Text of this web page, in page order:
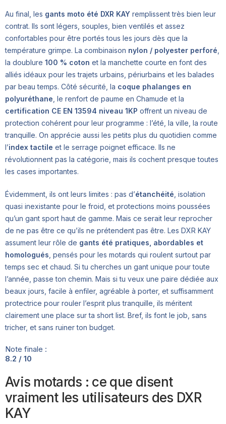
Au final, les gants moto été DXR KAY remplissent très bien leur
contrat. Ils sont légers, souples, bien ventilés et assez
confortables pour être portés tous les jours dès que la
température grimpe. La combinaison nylon / polyester perforé
la doublure 100 % coton et la manchette courte en font des
alliés idéaux pour les trajets urbains, périurbains et les balades
par beau temps. Côté sécurité, la coque phalanges en
polyuréthane , le renfort de paume en Chamude et la
certification CE EN 13594 niveau 1KP offrent un niveau de
protection cohérent pour leur programme : l’été, la ville, la route
tranquille. On apprécie aussi les petits plus du quotidien comme
l’index tactile et le serrage poignet efficace. Ils ne
révolutionnent pas la catégorie, mais ils cochent presque toutes
les cases importantes.
Évidemment, ils ont leurs limites : pas d’étanchéité , isolation
quasi inexistante pour le froid, et protections moins poussées
qu’un gant sport haut de gamme. Mais ce serait leur reprocher
de ne pas être ce qu’ils ne prétendent pas être. Les DXR KAY
assument leur rôle de gants été pratiques, abordables et
homologués , pensés pour les motards qui roulent surtout par
temps sec et chaud. Si tu cherches un gant unique pour toute
l’année, passe ton chemin. Mais si tu veux une paire dédiée aux
beaux jours, facile à enfiler, agréable à porter, et suffisamment
protectrice pour rouler l’esprit plus tranquille, ils méritent
clairement une place sur ta short list. Bref, ils font le job, sans
tricher, et sans ruiner ton budget.
Note finale :
8.2 / 10
Avis motards : ce que disent
vraiment les utilisateurs des DXR
KAY